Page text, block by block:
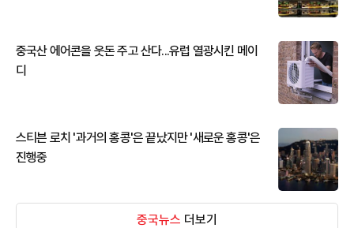
중국산 에어콘을 웃돈 주고 산다...유럽 열광시킨 메이
디
스티븐 로치 '과거의 홍콩'은 끝났지만 '새로운 홍콩'은
진행중
중국뉴스 더보기